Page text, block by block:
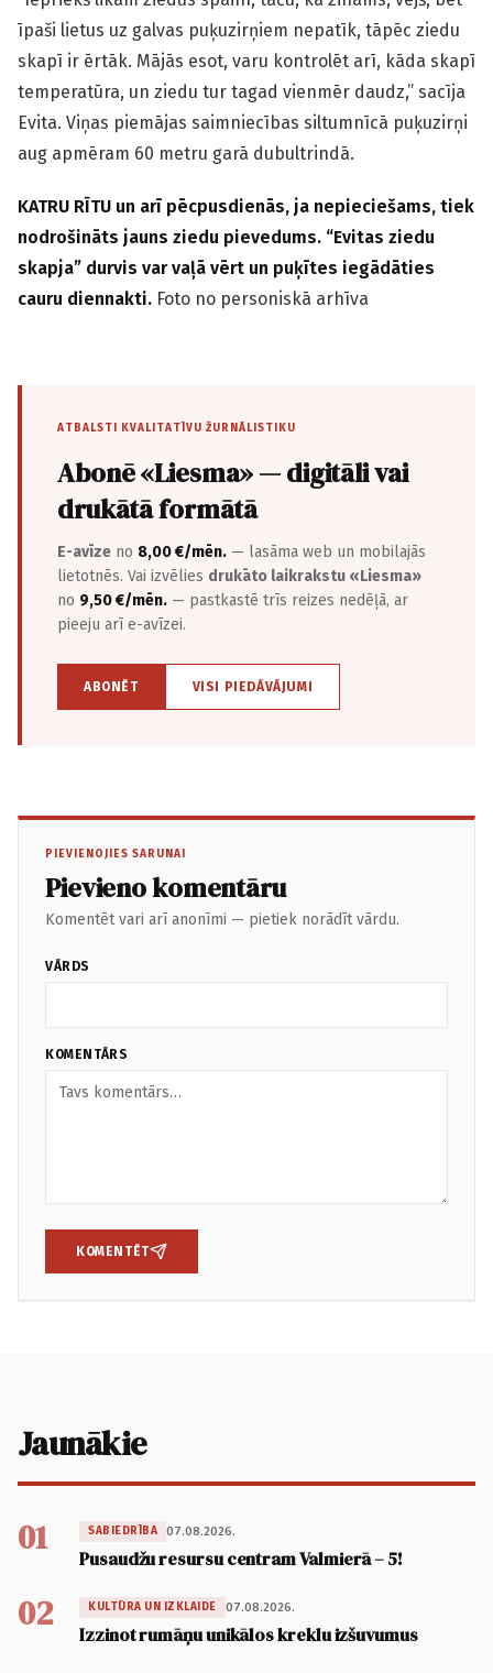
īpaši lietus uz galvas puķuzirņiem nepatīk, tāpēc ziedu
skapī ir ērtāk. Mājās esot, varu kontrolēt arī, kāda skapī
temperatūra, un ziedu tur tagad vienmēr daudz,” sacīja
Evita. Viņas piemājas saimniecības siltumnīcā puķuzirņi
aug apmēram 60 metru garā dubultrindā.
KATRU RĪTU un arī pēcpusdienās, ja nepieciešams, tiek
nodrošināts jauns ziedu pievedums. “Evitas ziedu
skapja” durvis var vaļā vērt un puķītes iegādāties
cauru diennakti. Foto no personiskā arhīva
ATBALSTI KVALITATĪVU ŽURNĀLISTIKU
Abonē «Liesma» — digitāli vai
drukātā formātā
E-avīze no 8,00 €/mēn. — lasāma web un mobilajās
lietotnēs. Vai izvēlies drukāto laikrakstu «Liesma»
no 9,50 €/mēn. — pastkastē trīs reizes nedēļā, ar
pieeju arī e-avīzei.
ABONĒT VISI PIEDĀVĀJUMI
PIEVIENOJIES SARUNAI
Pievieno komentāru
Komentēt vari arī anonīmi — pietiek norādīt vārdu.
VĀRDS
KOMENTĀRS
KOMENTĒT
Jaunākie
01 SABIEDRĪBA 07.08.2026.
Pusaudžu resursu centram Valmierā – 5!
02 KULTŪRA UN IZKLAIDE 07.08.2026.
Izzinot rumāņu unikālos kreklu izšuvumus